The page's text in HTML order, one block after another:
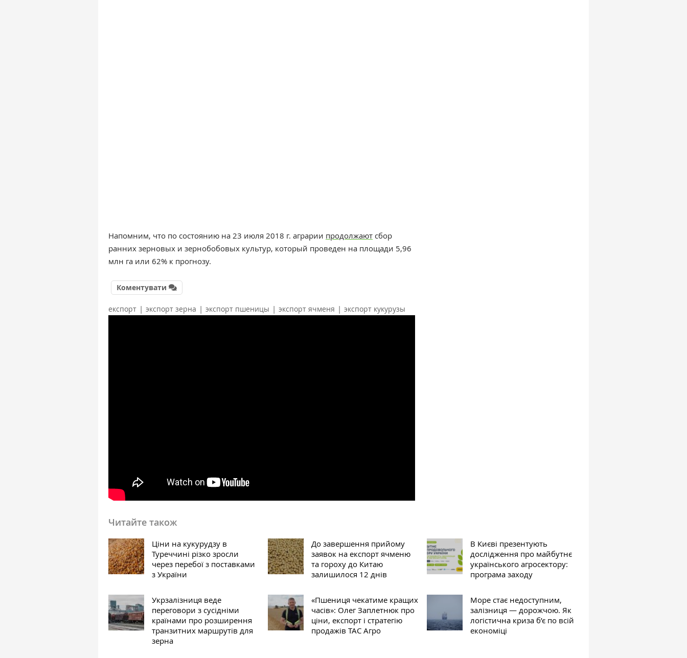
Напомним, что по состоянию на 23 июля 2018 г. аграрии продолжают сбор
ранних зерновых и зернобобовых культур, который проведен на площади 5,96
млн га или 62% к прогнозу.
Коментувати
експорт | экспорт зерна | экспорт пшеницы | экспорт ячменя | экспорт кукурузы
Читайте також
Ціни на кукурудзу в
Туреччині різко зросли
через перебої з поставками
з України
До завершення прийому
заявок на експорт ячменю
та гороху до Китаю
залишилося 12 днів
В Києві презентують
дослідження про майбутнє
українського агросектору:
програма заходу
Укрзалізниця веде
переговори з сусідніми
країнами про розширення
транзитних маршрутів для
зерна
«Пшениця чекатиме кращих
часів»: Олег Заплетнюк про
ціни, експорт і стратегію
продажів ТАС Агро
Море стає недоступним,
залізниця — дорожчою. Як
логістична криза б’є по всій
економіці